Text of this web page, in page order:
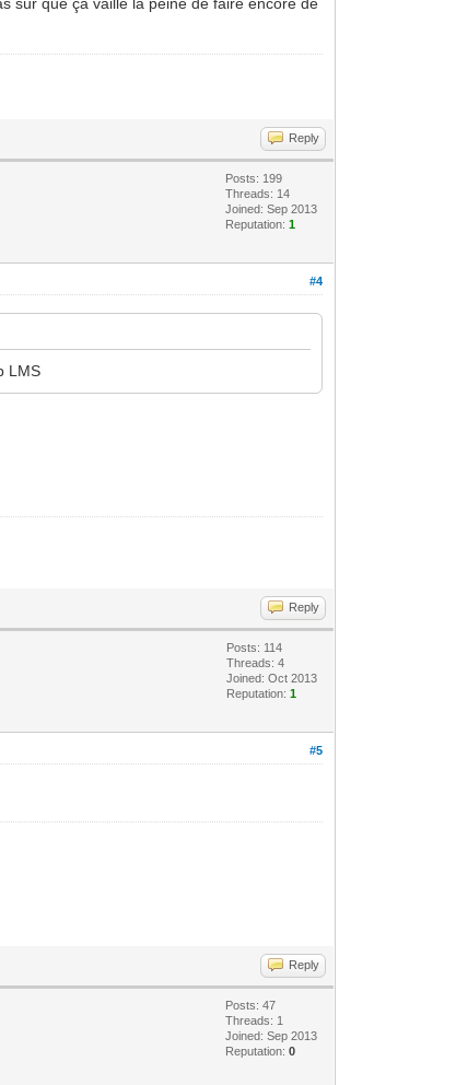
Reply
Posts: 199
Threads: 14
Joined: Sep 2013
Reputation:1
#4
LMS
Reply
Posts: 114
Threads: 4
Joined: Oct 2013
Reputation:1
#5
Reply
Posts: 47
Threads: 1
Joined: Sep 2013
Reputation:0